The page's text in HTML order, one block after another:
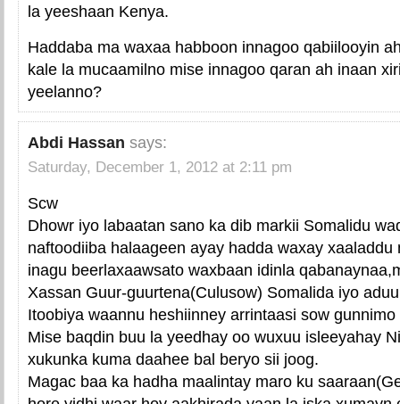
la yeeshaan Kenya.
Haddaba ma waxaa habboon innagoo qabiilooyin
kale la mucaamilno mise innagoo qaran ah inaan
yeelanno?
Abdi Hassan says:
Saturday, December 1, 2012 at 2:11 pm
Scw
Dhowr iyo labaatan sano ka dib markii Somalidu
naftoodiiba halaageen ayay hadda waxay xaaladdu
inagu beerlaxaawsato waxbaan idinla
Xassan Guur-guurtena(Culusow) Somalida iyo
Itoobiya waannu heshiinney arrintaasi sow
Mise baqdin buu la yeedhay oo wuxuu isleeyahay
xukunka kuma daahee bal beryo sii joog.
Magac baa ka hadha maalintay maro ku